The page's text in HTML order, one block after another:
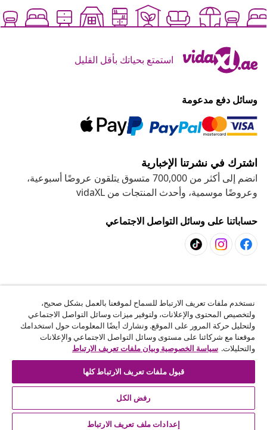
استمتع بحياتك بأقل القليل
وسائل دفع مدعومة
اشترك في نشرتنا الإخبارية
انضم إلى أكثر من 700,000 متسوق يتلقون عروضًا أسبوعية،
وعروضًا موسمية، وأحدث المنتجات من vidaXL
حساباتنا على وسائل التواصل الاجتماعي
المشاريع
vidaXL
نستخدم ملفات تعريف الارتباط للسماح لموقعنا بالعمل بشكل صحيح،
ولتخصيص المحتوى والإعلانات، ولتوفير ميزات وسائل التواصل الاجتماعي
ولتحليل حركة المرور على الموقع. ونشارك أيضًا المعلومات حول استخدامك
موقعنا مع شركائنا على مستوى وسائل التواصل الاجتماعي والإعلانات
والتحليلات. سياسة الخصوصية وبيان ملفات تعريف الارتباط
قبول ملفات تعريف الارتباط كلها
رفض الكل
إعدادات ملف تعريف الارتباط